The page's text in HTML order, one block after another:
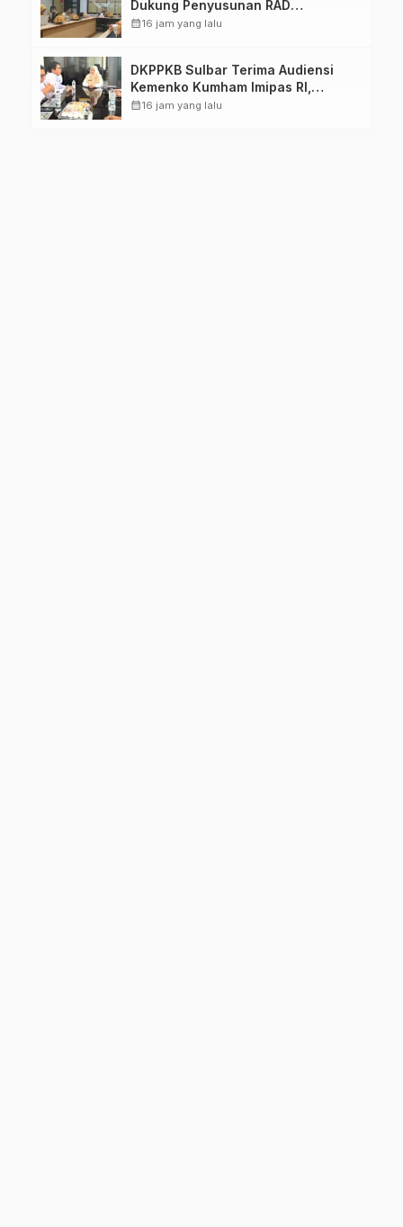
Dukung Penyusunan RAD
TPB/SDGs Sulawesi Barat
calendar_month16 jam yang lalu
DKPPKB Sulbar Terima Audiensi
Kemenko Kumham Imipas RI,
Perkuat Pelayanan Kesehatan bagi
calendar_month16 jam yang lalu